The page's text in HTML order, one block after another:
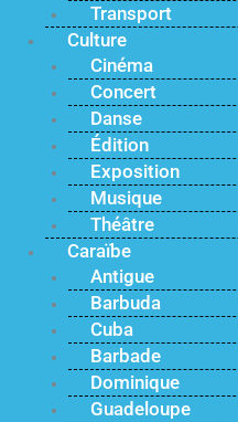
Transport
Culture
Cinéma
Concert
Danse
Édition
Exposition
Musique
Théâtre
Caraïbe
Antigue
Barbuda
Cuba
Barbade
Dominique
Guadeloupe